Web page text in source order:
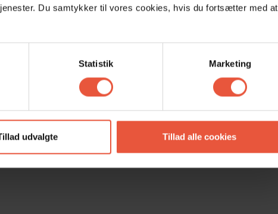
Du samtykker til vores cookies, hvis du fortsætter med at
Statistik Marketing
udvalgte Tillad alle cookies
for afslapning under åben
strand, mens der
at kombinere en rolig